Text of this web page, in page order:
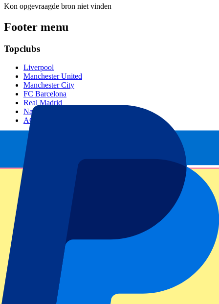
Kon opgevraagde bron niet vinden
Footer menu
Topclubs
Liverpool
Manchester United
Manchester City
FC Barcelona
Real Madrid
Napoli
AC Milan
Populaire events
GP Spanje
Alle sporten
Voetbalcompetities